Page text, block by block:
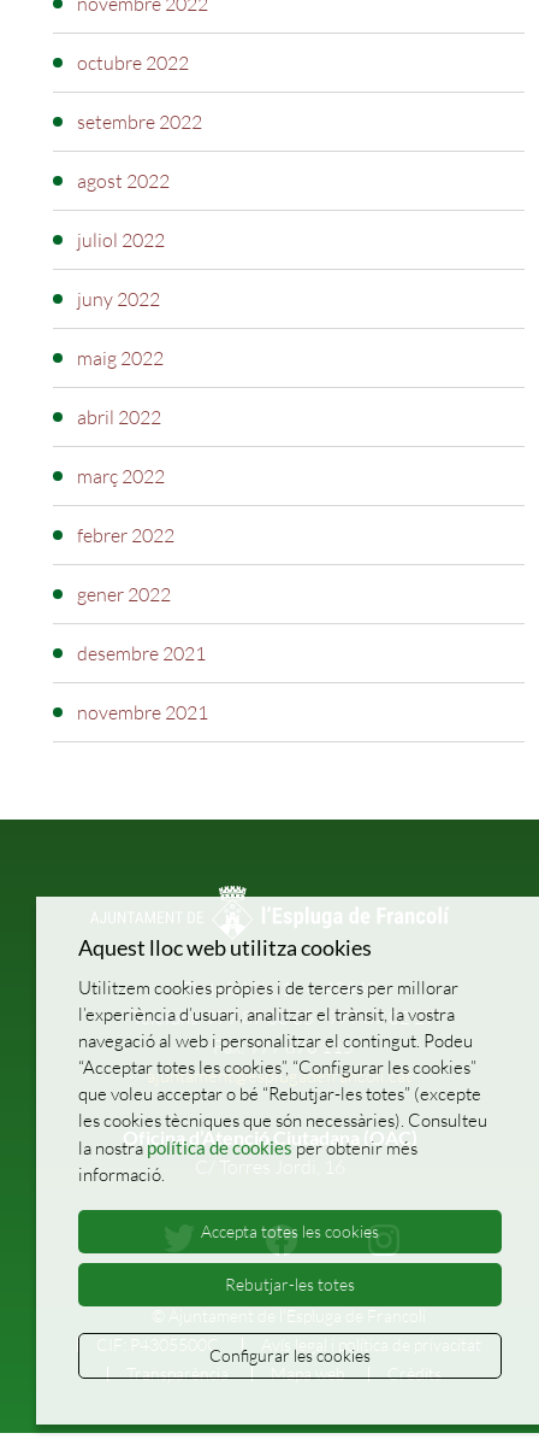
octubre 2022
setembre 2022
agost 2022
juliol 2022
juny 2022
maig 2022
abril 2022
març 2022
febrer 2022
gener 2022
desembre 2021
novembre 2021
Pl. de la Vila, 1
43440
Telèfons: 977 87 00 05 - 977 87 02 27
Fax: 977 870 115
ajuntament@esplugadefrancoli.cat
Oficina d’Atenció Ciutadana (OAC)
Avís legal i política de privacitat
Transparència
Mapa web Crèdits
Aquest lloc web utilitza cookies
Utilitzem cookies pròpies i de tercers per millorar
l’experiència d’usuari, analitzar el trànsit, la vostra
navegació al web i personalitzar el contingut. Podeu
“Acceptar totes les cookies”, “Configurar les cookies”
que voleu acceptar o bé “Rebutjar-les totes” (excepte
les cookies tècniques que són necessàries). Consulteu
la nostra política de cookies per obtenir més
informació.
Accepta totes les cookies
Rebutjar-les totes
Configurar les cookies